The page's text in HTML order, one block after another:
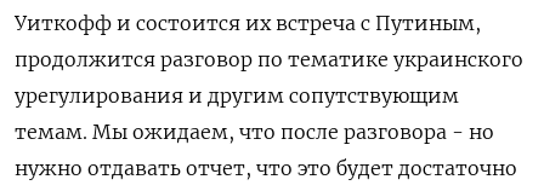
Уиткофф и состоится их встреча с Путиным,
продолжится разговор по ‍тематике украинского
урегулирования ‍и другим сопутствующим
темам. Мы ожидаем, что после разговора - но
нужно отдавать ‍отчет, что это будет достаточно